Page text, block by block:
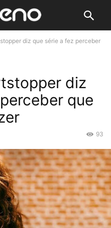
diz que série a fez perceber
diz
que
93